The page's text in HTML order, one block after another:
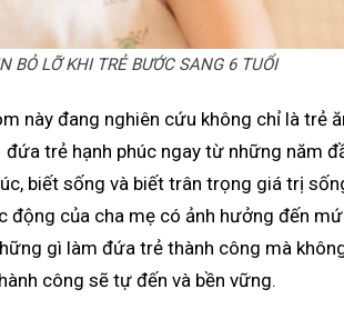
BỎ LỠ KHI TRẺ BƯỚC SANG 6 TUỔI
này đang nghiên cứu không chỉ là trẻ
trẻ hạnh phúc ngay từ những năm
biết sống và biết trân trọng giá trị
động của cha mẹ có ảnh hưởng đến
gì làm đứa trẻ thành công mà
công sẽ tự đến và bền vững.